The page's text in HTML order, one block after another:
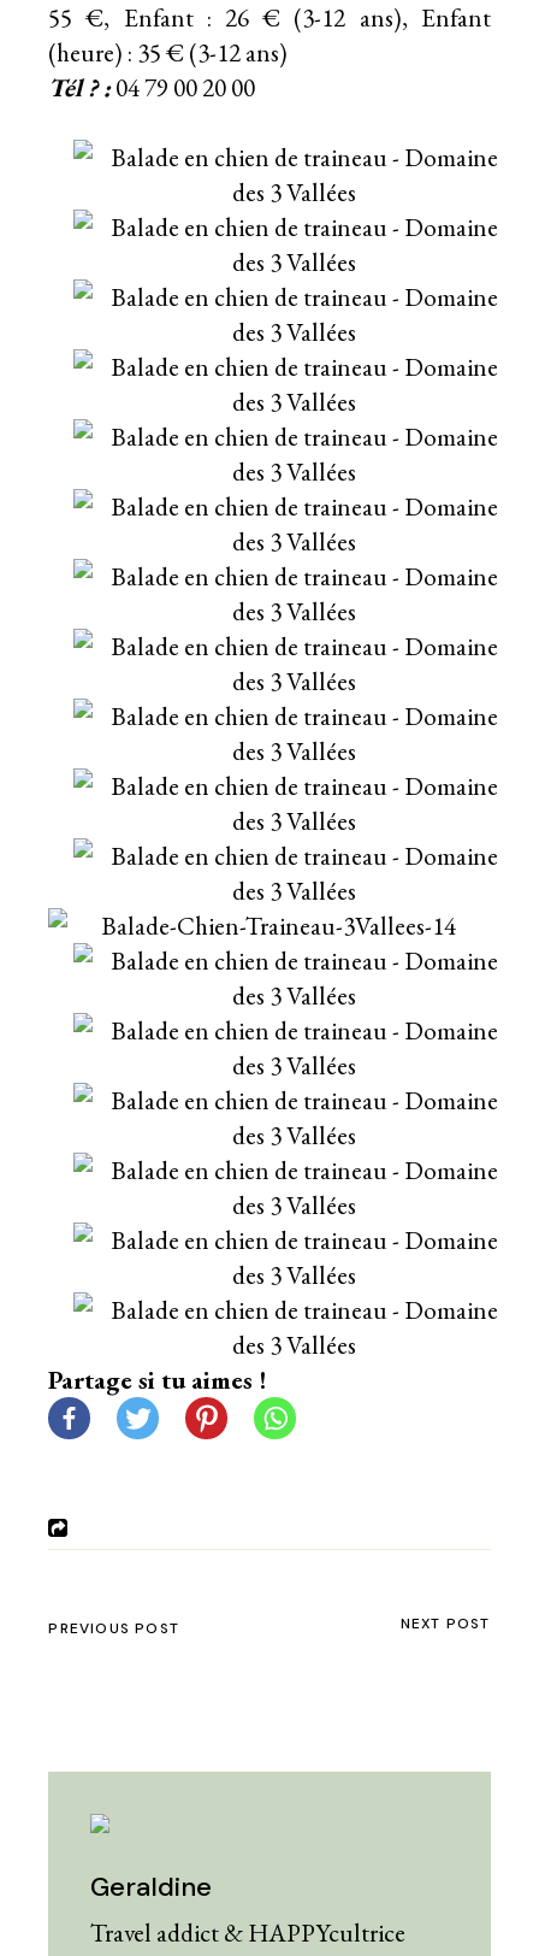
55 €, Enfant : 26 € (3-12 ans), Enfant
(heure) : 35 € (3-12 ans)
Tél ? :04 79 00 20 00
Partage si tu aimes !
PREVIOUS POST NEXT POST
Geraldine
Travel addict & HAPPYcultrice